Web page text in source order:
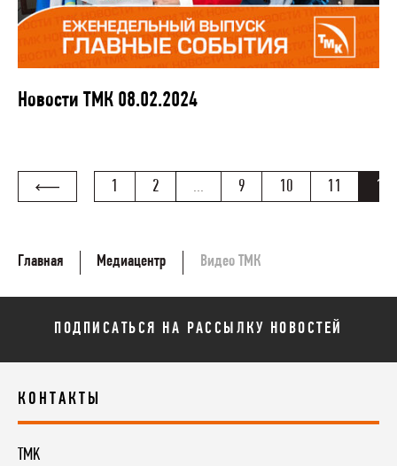
Новости ТМК 08.02.2024
1 2 ... 9 10 11 12
Главная Медиацентр Видео ТМК
ПОДПИСАТЬСЯ НА РАССЫЛКУ НОВОСТЕЙ
КОНТАКТЫ
TMK